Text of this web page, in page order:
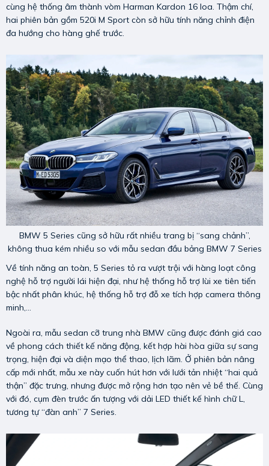
cùng hệ thống âm thành vòm Harman Kardon 16 loa. Thậm chí,
hai phiên bản gồm 520i M Sport còn sở hữu tính năng chỉnh điện
đa hướng cho hàng ghế trước.
BMW 5 Series cũng sở hữu rất nhiều trang bị “sang chảnh”,
không thua kém nhiều so với mẫu sedan đầu bảng BMW 7 Series
Về tính năng an toàn, 5 Series tỏ ra vượt trội với hàng loạt công
nghệ hỗ trợ người lái hiện đại, như hệ thống hỗ trợ lùi xe tiên tiến
bậc nhất phân khúc, hệ thống hỗ trợ đỗ xe tích hợp camera thông
minh,…
Ngoài ra, mẫu sedan cỡ trung nhà BMW cũng được đánh giá cao
về phong cách thiết kế năng động, kết hợp hài hòa giữa sự sang
trọng, hiện đại và diện mạo thể thao, lịch lãm. Ở phiên bản nâng
cấp mới nhất, mẫu xe này cuốn hút hơn với lưới tản nhiệt “hai quả
thận” đặc trưng, nhưng được mở rộng hơn tạo nên vẻ bề thế. Cùng
với đó, cụm đèn trước ấn tượng với dải LED thiết kế hình chữ L,
tương tự “đàn anh” 7 Series.